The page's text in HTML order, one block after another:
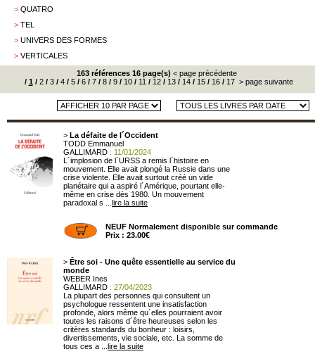
> QUATRO
> TEL
> UNIVERS DES FORMES
> VERTICALES
163 références 16 page(s) < page précédente
/ 1 /2/3/4/5/6/7/8/9/10/11 /12/13/14/15/16/17 > page suivante
> La défaite de l´Occident
TODD Emmanuel
GALLIMARD : 11/01/2024
L´implosion de l´URSS a remis l´histoire en
mouvement. Elle avait plongé la Russie dans une
crise violente. Elle avait surtout créé un vide
planétaire qui a aspiré l´Amérique, pourtant elle-
même en crise dès 1980. Un mouvement
paradoxal s ... lire la suite
NEUF Normalement disponible sur commande
Prix : 23.00€
> Être soi - Une quête essentielle au service du
monde
WEBER Ines
GALLIMARD : 27/04/2023
La plupart des personnes qui consultent un
psychologue ressentent une insatisfaction
profonde, alors même qu´elles pourraient avoir
toutes les raisons d´être heureuses selon les
critères standards du bonheur : loisirs,
divertissements, vie sociale, etc. La somme de
tous ces a ... lire la suite